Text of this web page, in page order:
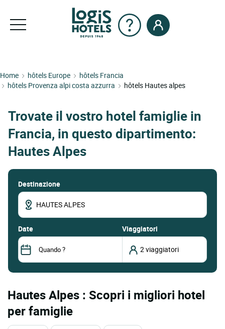
Home hôtels Europe
hôtels Francia
hôtels Provenza alpi costa azzurra
hôtels Hautes alpes
Trovate il vostro hotel famiglie in
Francia, in questo dipartimento:
Hautes Alpes
Destinazione
date Viaggiatori
Hautes Alpes : Scopri i migliori hotel
per famiglie